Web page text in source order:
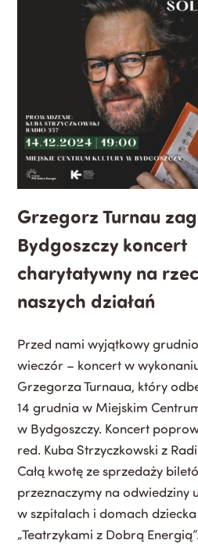
Grzegorz Turnau
Bydgoszczy koncert
charytatywny na
naszych działań
Przed nami wyjątkowy
wieczór – koncert w
Grzegorza Turnaua, który
14 grudnia w Miejskim
w Bydgoszczy. Koncert
red. Kuba Strzyczkowski z
Całą kwotę ze sprzedaży
przeznaczymy na odwiedziny
w szpitalach i domach
„Teatrzykami z Dobrą Energią”.